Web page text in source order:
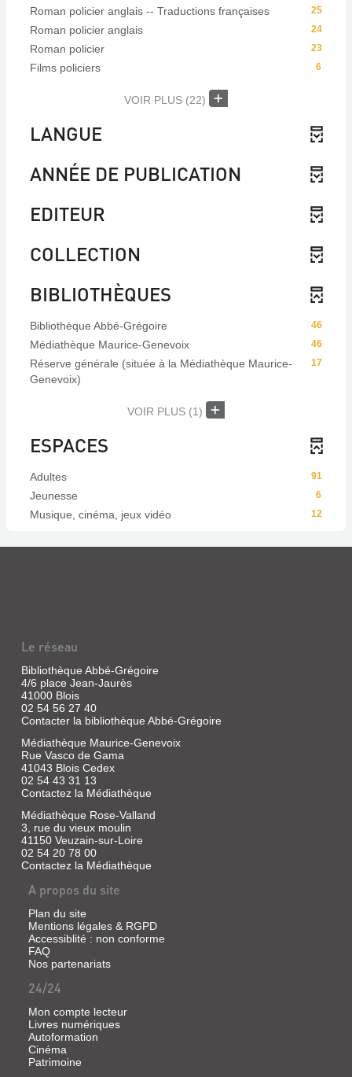
25
Roman policier anglais -- Traductions françaises
24
Roman policier anglais
23
Roman policier
6
Films policiers
VOIR PLUS (22)
LANGUE
ANNÉE DE PUBLICATION
EDITEUR
COLLECTION
BIBLIOTHÈQUES
46
Bibliothèque Abbé-Grégoire
46
Médiathèque Maurice-Genevoix
17
Réserve générale (située à la Médiathèque Maurice-
Genevoix)
VOIR PLUS (1)
ESPACES
91
Adultes
6
Jeunesse
12
Musique, cinéma, jeux vidéo
Le réseau
Bibliothèque Abbé-Grégoire
4/6 place Jean-Jaurès
41000 Blois
02 54 56 27 40
Contacter la bibliothèque Abbé-Grégoire
Médiathèque Maurice-Genevoix
Rue Vasco de Gama
41043 Blois Cedex
02 54 43 31 13
Contactez la Médiathèque
Médiathèque Rose-Valland
3, rue du vieux moulin
41150 Veuzain-sur-Loire
02 54 20 78 00
Contactez la Médiathèque
A propos du site
Plan du site
Mentions légales & RGPD
Accessiblité : non conforme
FAQ
Nos partenariats
24/24
Mon compte lecteur
Livres numériques
Autoformation
Cinéma
Patrimoine